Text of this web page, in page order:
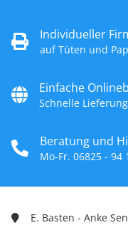
Individueller
auf Tüten und
Einfache
Schnelle
Beratung und
Mo-Fr. 06825 - 94
E. Basten - Anke